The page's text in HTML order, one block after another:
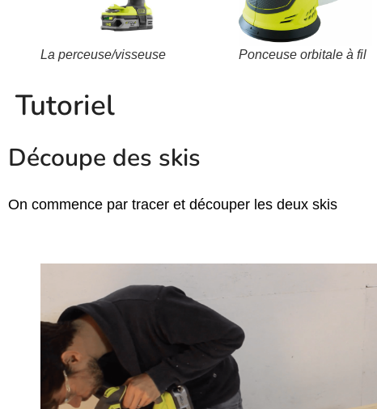
La perceuse/visseuse Ponceuse orbitale à fil
Tutoriel
Découpe des skis
On commence par tracer et découper les deux skis